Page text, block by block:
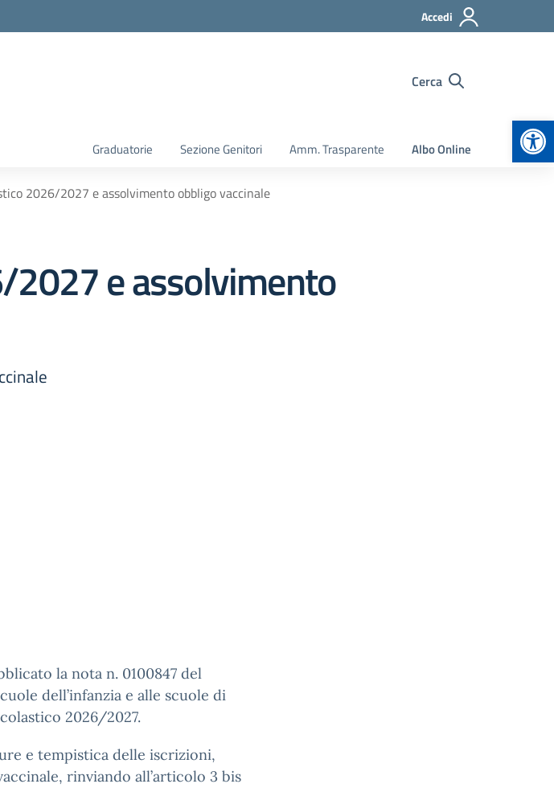
Accedi
Cerca
Graduatorie Sezione Genitori Amm. Trasparente Albo Online
2026/2027 e assolvimento obbligo vaccinale
2027 e assolvimento
la nota n. 0100847 del
dell’infanzia e alle scuole di
2026/2027.
e tempistica delle iscrizioni,
rinviando all’articolo 3 bis